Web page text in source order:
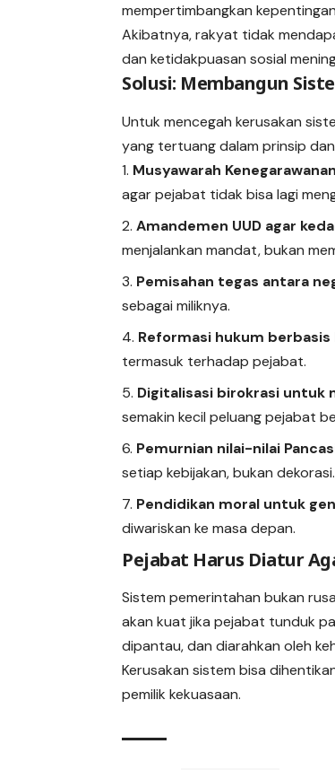
mempertimbangkan
Akibatnya, rakyat tidak
dan ketidakpuasan sosial
Solusi: Membangun
Untuk mencegah kerusakan
yang tertuang dalam prinsip
Musyawarah
agar pejabat tidak bisa lagi
Amandemen UUD agar
menjalankan mandat, bukan
Pemisahan tegas antara
sebagai miliknya.
Reformasi hukum berbasis
termasuk terhadap pejabat.
Digitalisasi birokrasi untuk
semakin kecil peluang pejabat
Pemurnian nilai-nilai
setiap kebijakan, bukan dekorasi.
Pendidikan moral untuk
diwariskan ke masa depan.
Pejabat Harus Diatur
Sistem pemerintahan bukan
akan kuat jika pejabat tunduk
dipantau, dan diarahkan oleh
Kerusakan sistem bisa
pemilik kekuasaan.